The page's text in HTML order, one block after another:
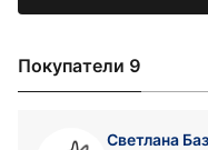
Покупатели 9
Светлана